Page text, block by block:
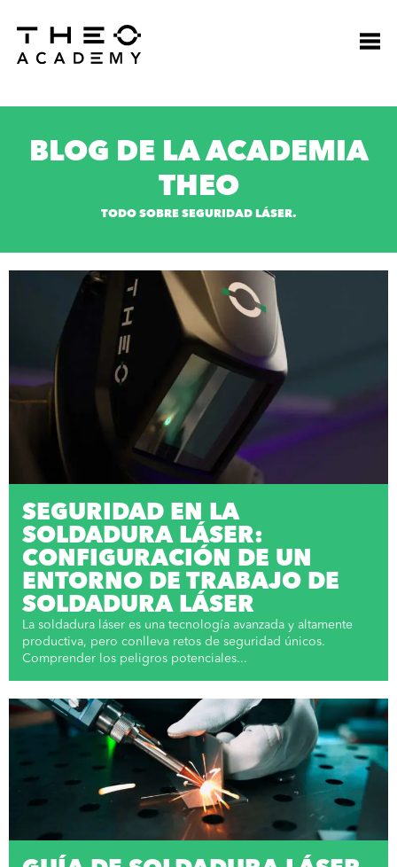
BLOG DE LA ACADEMIA
THEO
TODO SOBRE SEGURIDAD LÁSER.
SEGURIDAD EN LA
SOLDADURA LÁSER:
CONFIGURACIÓN DE UN
ENTORNO DE TRABAJO DE
SOLDADURA LÁSER
La soldadura láser es una tecnología avanzada y altamente
productiva, pero conlleva retos de seguridad únicos.
Comprender los peligros potenciales...